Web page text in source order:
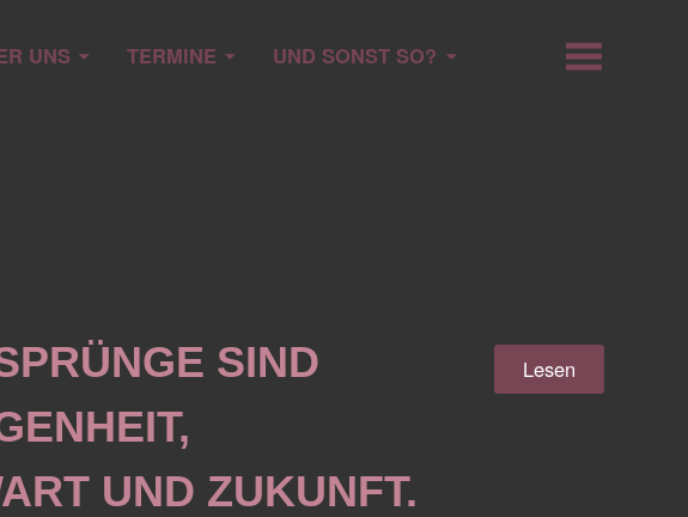
UNS TERMINE UND SONST SO?
SIND
UND ZUKUNFT.
Lesen